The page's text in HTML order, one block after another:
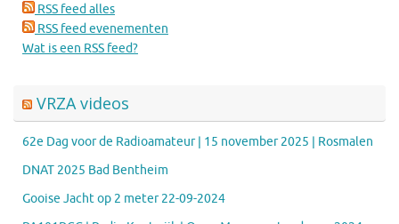
RSS feed alles
RSS feed evenementen
Wat is een RSS feed?
VRZA videos
62e Dag voor de Radioamateur | 15 november 2025 | Rosmalen
DNAT 2025 Bad Bentheim
Gooise Jacht op 2 meter 22-09-2024